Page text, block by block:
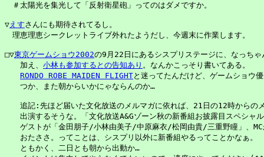
＃太陽光を集光して「反射衛星砲」ってのはダメですか。
▽えすさんにも期待されてるし。
理恵理恵シークレットライブ外れたようだし、今週末に作業します。
□▽東京ゲームショウ2002の9月22日にあるシスプリステージに、なっち
加え、 小林も参加するとの告知あり 。なんかこっそり書いてある。
RONDO ROBE MAIDEN FLIGHTと迷ってたんだけど、ゲームショウ
つか、また朝からいかにゃならんのか…
追記:先ほど届いた文化放送のメルマガに依れば、21日の12時からの
出演するそうな。「文化放送A&Gゾーン秋の新番組お披露目スペシャ
ゲストが「金田朋子/小林由美子/中原麻衣/松岡由貴/三重野瞳」、MC
おたささ。ってことは、シスプリ以外に新番組やるってことかなぁ。
ともかく、二日とも朝から出動か…